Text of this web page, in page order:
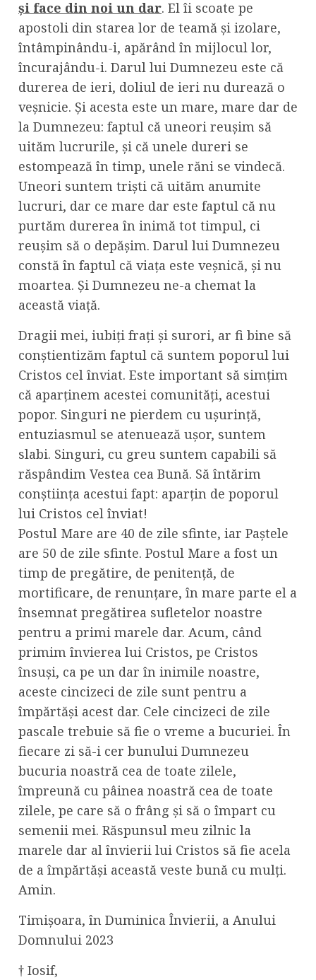
și face din noi un dar. El îi scoate pe
apostoli din starea lor de teamă și izolare,
întâmpinându-i, apărând în mijlocul lor,
încurajându-i. Darul lui Dumnezeu este că
durerea de ieri, doliul de ieri nu durează o
veșnicie. Și acesta este un mare, mare dar de
la Dumnezeu: faptul că uneori reușim să
uităm lucrurile, și că unele dureri se
estompează în timp, unele răni se vindecă.
Uneori suntem triști că uităm anumite
lucruri, dar ce mare dar este faptul că nu
purtăm durerea în inimă tot timpul, ci
reușim să o depășim. Darul lui Dumnezeu
constă în faptul că viața este veșnică, și nu
moartea. Și Dumnezeu ne-a chemat la
această viață.
Dragii mei, iubiți frați și surori, ar fi bine să
conștientizăm faptul că suntem poporul lui
Cristos cel înviat. Este important să simțim
că aparținem acestei comunități, acestui
popor. Singuri ne pierdem cu ușurință,
entuziasmul se atenuează ușor, suntem
slabi. Singuri, cu greu suntem capabili să
răspândim Vestea cea Bună. Să întărim
conștiința acestui fapt: aparțin de poporul
lui Cristos cel înviat!
Postul Mare are 40 de zile sfinte, iar Paștele
are 50 de zile sfinte. Postul Mare a fost un
timp de pregătire, de penitență, de
mortificare, de renunțare, în mare parte el a
însemnat pregătirea sufletelor noastre
pentru a primi marele dar. Acum, când
primim învierea lui Cristos, pe Cristos
însuși, ca pe un dar în inimile noastre,
aceste cincizeci de zile sunt pentru a
împărtăși acest dar. Cele cincizeci de zile
pascale trebuie să fie o vreme a bucuriei. În
fiecare zi să-i cer bunului Dumnezeu
bucuria noastră cea de toate zilele,
împreună cu pâinea noastră cea de toate
zilele, pe care să o frâng și să o împart cu
semenii mei. Răspunsul meu zilnic la
marele dar al învierii lui Cristos să fie acela
de a împărtăși această veste bună cu mulți.
Amin.
Timișoara, în Duminica Învierii, a Anului
Domnului 2023
† Iosif,